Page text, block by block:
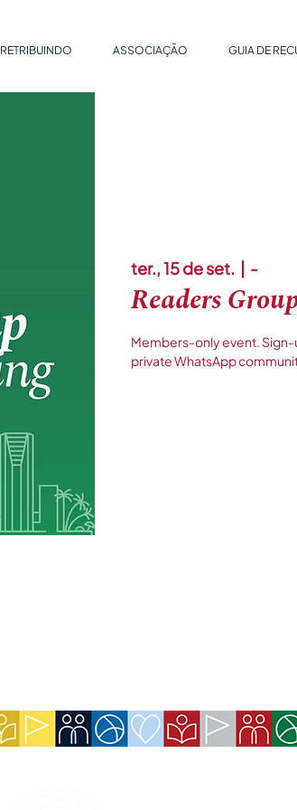
RETRIBUINDO ASSOCIAÇÃO GUIA DE
ter., 15 de set. -
Readers
Members-only event. Sign-
private WhatsApp